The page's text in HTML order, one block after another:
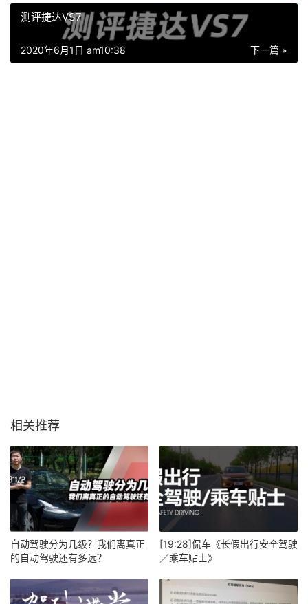
测评捷达VS7
下一篇 »
2020年6月1日 am10:38
相关推荐
自动驾驶分为几级？我们离真正
的自动驾驶还有多远？
[19:28]侃车《长假出行安全驾驶
／乘车贴士》